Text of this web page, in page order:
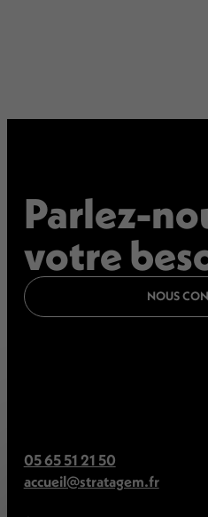
05 65 51 21 50
accueil@stratagem.fr
Parlez-
votre
NOUS